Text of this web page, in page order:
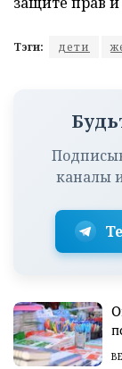
Тэги: дети
каналы